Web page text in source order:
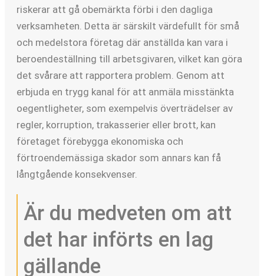
riskerar att gå obemärkta förbi i den dagliga
verksamheten. Detta är särskilt värdefullt för små
och medelstora företag där anställda kan vara i
beroendeställning till arbetsgivaren, vilket kan göra
det svårare att rapportera problem. Genom att
erbjuda en trygg kanal för att anmäla misstänkta
oegentligheter, som exempelvis överträdelser av
regler, korruption, trakasserier eller brott, kan
företaget förebygga ekonomiska och
förtroendemässiga skador som annars kan få
långtgående konsekvenser.
Är du medveten om att
det har införts en lag
gällande